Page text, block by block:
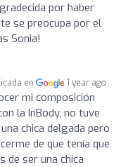
por haber
se preocupa por el
Sonia!
en 1 year ago
mi composición
la InBody, no tuve
chica delgada pero
de que tenía que
de ser una chica